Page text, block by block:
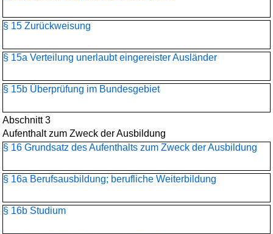
§ 15 Zurückweisung
§ 15a Verteilung unerlaubt eingereister Ausländer
§ 15b Überprüfung im Bundesgebiet
Abschnitt 3
Aufenthalt zum Zweck der Ausbildung
§ 16 Grundsatz des Aufenthalts zum Zweck der Ausbildung
§ 16a Berufsausbildung; berufliche Weiterbildung
§ 16b Studium